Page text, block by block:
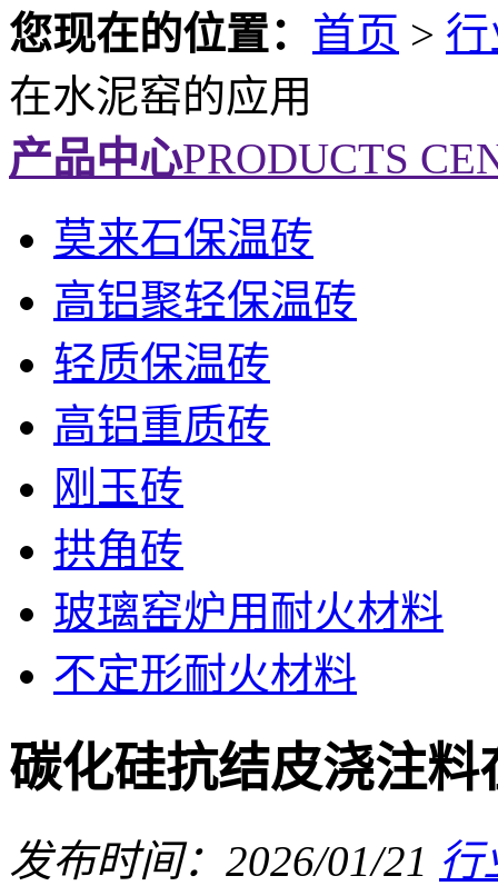
您现在的位置： 首页 >
在水泥窑的应用
产品中心PRODUCTS
莫来石保温砖
高铝聚轻保温砖
轻质保温砖
高铝重质砖
刚玉砖
拱角砖
玻璃窑炉用耐火材料
不定形耐火材料
碳化硅抗结皮浇注
发布时间：2026/01/21 行